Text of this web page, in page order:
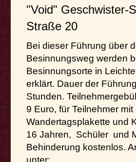
"Void" Geschwister-
Straße 20
Bei dieser Führung über
Besinnungsweg werden
Besinnungsorte in
erklärt. Dauer der
Stunden.
9 Euro, für Teilnehmer mit
Wandertagsplakette und
16 Jahren, Schüler und
Behinderung kostenlos.
unter: